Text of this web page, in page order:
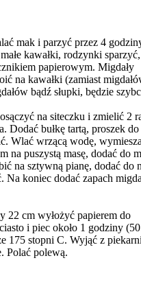
mak i parzyć przez 4
kawałki, rodzynki sparzyć,
papierowym. Migdały
na kawałki (zamiast
bądź słupki, będzie
na siteczku i zmielić 2
Dodać bułkę tartą, proszek do
Wlać wrzącą wodę,
na puszystą masę, dodać do
na sztywną pianę, dodać do
Na koniec dodać zapach
22 cm wyłożyć papierem do
i piec około 1 godziny
175 stopni C. Wyjąć z
Polać polewą.